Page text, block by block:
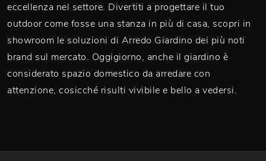
eccellenza nel settore. Divertiti a progettare il tuo
outdoor come fosse una stanza in più di casa, scopri in
showroom le soluzioni di Arredo Giardino dei più noti
brand sul mercato. Oggigiorno, anche il giardino è
considerato spazio domestico da arredare con
attenzione, cosicché risulti vivibile e bello a vedersi.